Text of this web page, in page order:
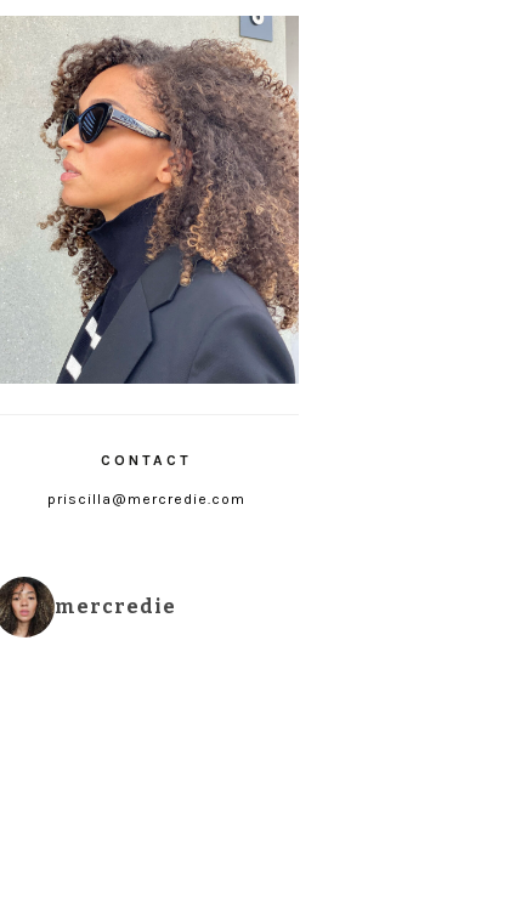
CONTACT
priscilla@mercredie.com
mercredie